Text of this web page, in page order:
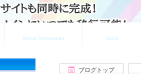
ブログトップ
About Omisejiman Voice